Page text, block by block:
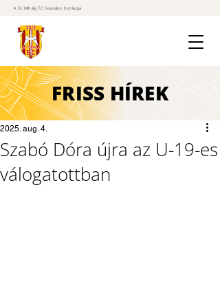
A St. Mihály FC hivatalos honlapja
FRISS HÍREK
Szabó Dóra újra az U-19-es
válogatottban
2025. aug. 4.